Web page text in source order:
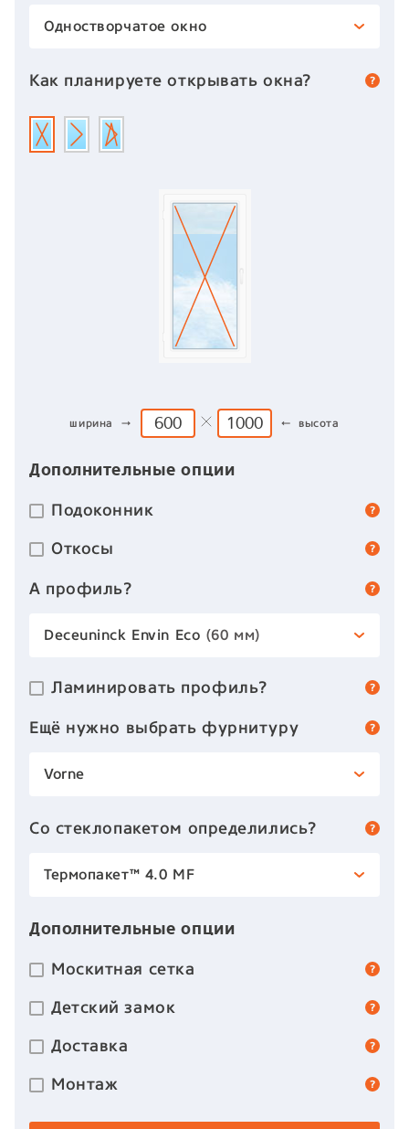
Одностворчатое окно
Как планируете открывать окна?
ширина → ← высота
Дополнительные опции
Подоконник
Откосы
А профиль?
Deceuninck Envin Eco (60 мм)
Ламинировать профиль?
Ещё нужно выбрать фурнитуру
Vorne
Со стеклопакетом определились?
Термопакет™ 4.0 MF
Дополнительные опции
Москитная сетка
Детский замок
Доставка
Монтаж